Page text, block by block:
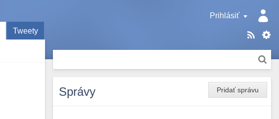
Prihlásiť
Tweety
Pridať správu
Správy